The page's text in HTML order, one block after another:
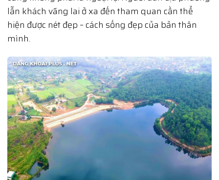
lẫn khách vãng lai ở xa đến tham quan cần thể
hiện được nét đẹp – cách sống đẹp của bản thân
mình.